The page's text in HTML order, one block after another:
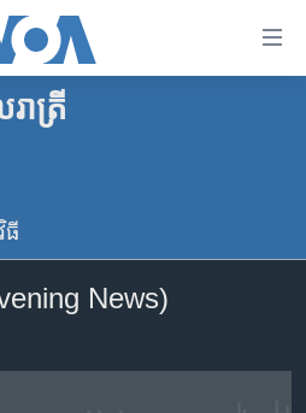
ាត្រី
Music
ធី​
News)